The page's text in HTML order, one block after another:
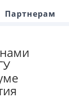
Партнерам